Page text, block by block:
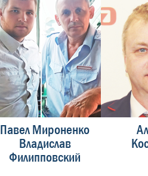
Павел Мироненко
Владислав
Филипповский